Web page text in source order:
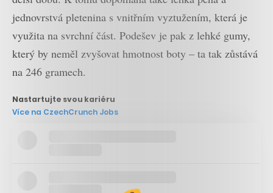
jednovrstvá pletenina s vnitřním vyztužením, která je
využita na svrchní část. Podešev je pak z lehké gumy,
který by neměl zvyšovat hmotnost boty – ta tak zůstává
na 246 gramech.
Nastartujte svou kariéru
Více na CzechCrunch Jobs